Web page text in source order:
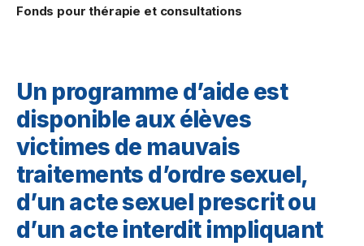
Fonds pour thérapie et consultations
Un programme d’aide est
disponible aux élèves
victimes de mauvais
traitements d’ordre sexuel,
d’un acte sexuel prescrit ou
d’un acte interdit impliquant